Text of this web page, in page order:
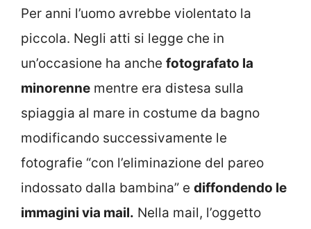
Per anni l’uomo avrebbe violentato la
piccola. Negli atti si legge che in
un’occasione ha anche fotografato la
minorenne mentre era distesa sulla
spiaggia al mare in costume da bagno
modificando successivamente le
fotografie “con l’eliminazione del pareo
indossato dalla bambina” e diffondendo le
immagini via mail. Nella mail, l’oggetto